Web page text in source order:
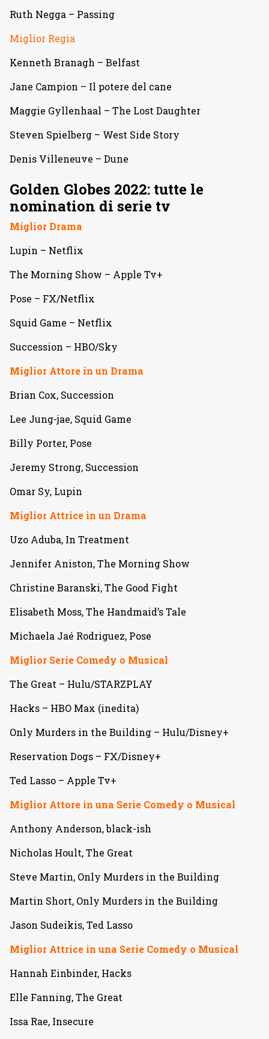
Ruth Negga – Passing
Miglior Regia
Kenneth Branagh – Belfast
Jane Campion – Il potere del cane
Maggie Gyllenhaal – The Lost Daughter
Steven Spielberg – West Side Story
Denis Villeneuve – Dune
Golden Globes 2022: tutte le
nomination di serie tv
Miglior Drama
Lupin – Netflix
The Morning Show – Apple Tv+
Pose – FX/Netflix
Squid Game – Netflix
Succession – HBO/Sky
Miglior Attore in un Drama
Brian Cox, Succession
Lee Jung-jae, Squid Game
Billy Porter, Pose
Jeremy Strong, Succession
Omar Sy, Lupin
Miglior Attrice in un Drama
Uzo Aduba, In Treatment
Jennifer Aniston, The Morning Show
Christine Baranski, The Good Fight
Elisabeth Moss, The Handmaid’s Tale
Michaela Jaé Rodriguez, Pose
Miglior Serie Comedy o Musical
The Great – Hulu/STARZPLAY
Hacks – HBO Max (inedita)
Only Murders in the Building – Hulu/Disney+
Reservation Dogs – FX/Disney+
Ted Lasso – Apple Tv+
Miglior Attore in una Serie Comedy o Musical
Anthony Anderson, black-ish
Nicholas Hoult, The Great
Steve Martin, Only Murders in the Building
Martin Short, Only Murders in the Building
Jason Sudeikis, Ted Lasso
Miglior Attrice in una Serie Comedy o Musical
Hannah Einbinder, Hacks
Elle Fanning, The Great
Issa Rae, Insecure